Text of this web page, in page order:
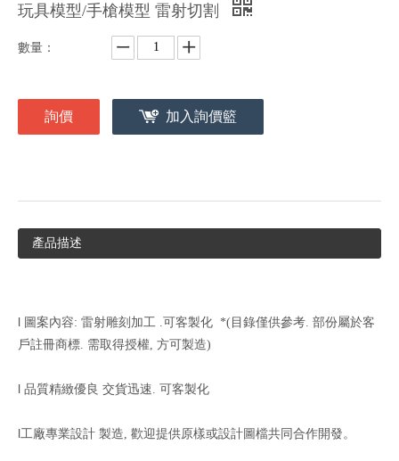
玩具模型/手槍模型 雷射切割
數量：
詢價 加入詢價籃
產品描述
l 圖案內容: 雷射雕刻加工 .可客製化 *(目錄僅供參考. 部份屬於客
戶註冊商標. 需取得授權, 方可製造)
l 品質精緻優良 交貨迅速. 可客製化
l工廠專業設計 製造, 歡迎提供原樣或設計圖檔共同合作開發 。